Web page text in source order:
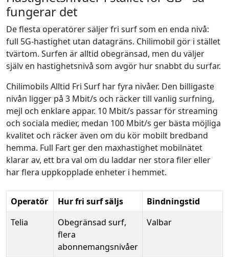
fungerar det
De flesta operatörer säljer fri surf som en enda nivå:
full 5G-hastighet utan datagräns. Chilimobil gör i stället
tvärtom. Surfen är alltid obegränsad, men du väljer
själv en hastighetsnivå som avgör hur snabbt du surfar.
Chilimobils Alltid Fri Surf har fyra nivåer. Den billigaste
nivån ligger på 3 Mbit/s och räcker till vanlig surfning,
mejl och enklare appar. 10 Mbit/s passar för streaming
och sociala medier, medan 100 Mbit/s ger bästa möjliga
kvalitet och räcker även om du kör mobilt bredband
hemma. Full Fart ger den maxhastighet mobilnätet
klarar av, ett bra val om du laddar ner stora filer eller
har flera uppkopplade enheter i hemmet.
Operatör Hur fri surf säljs
Bindningstid
Telia
Obegränsad surf,
flera
abonnemangsnivåer
Valbar